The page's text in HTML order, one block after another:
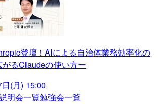
登壇！AIによる自治体業務効率化の
るClaudeの使い方ー
(月) 15:00
明会一覧勉強会一覧